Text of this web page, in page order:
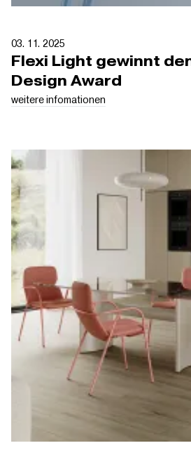
03. 11. 2025
Flexi Light gewinnt
Design Award
weitere infomationen